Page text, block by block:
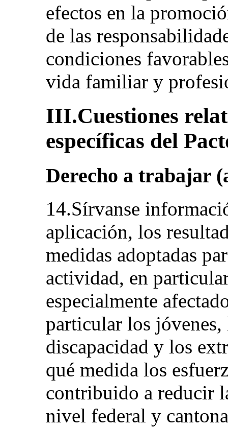
efectos en la
de las
condiciones
vida familiar y
III.Cuestiones
específicas del
Derecho a trabajar
14.Sírvanse
aplicación, los
medidas adoptadas
actividad, en
especialmente
particular los jóvenes,
discapacidad y los
qué medida los
contribuido a reducir
nivel federal y